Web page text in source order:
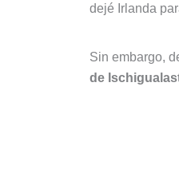
dejé Irlanda
Sin embargo,
de